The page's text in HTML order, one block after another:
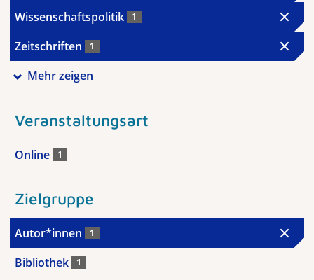
Wissenschaftspolitik 1
Zeitschriften 1
Mehr zeigen
Veranstaltungsart
Online 1
Zielgruppe
Autor*innen 1
Bibliothek 1